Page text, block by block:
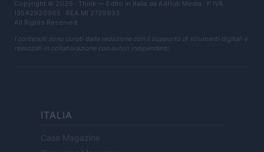
Copyright © 2026 · Think — Edito in Italia da AdHub Media · P.IVA
13542920965 · REA MI 2729933
All Rights Reserved
I contenuti sono curati dalla redazione con il supporto di strumenti digitali e
realizzati in collaborazione con autori indipendenti.
ITALIA
Casa Magazine